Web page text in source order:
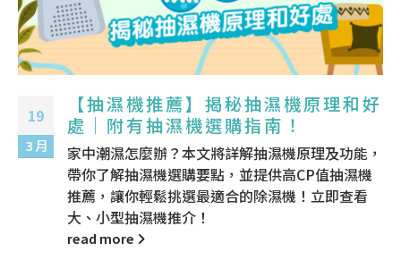
19
3 月
【抽濕機推薦】揭秘抽濕機原理和好
處｜附有抽濕機選購指南！
家中潮濕怎麼辦？本文將詳解抽濕機原理及功能，
帶你了解抽濕機選購要點，並提供高CP值抽濕機
推薦，讓你輕鬆挑選最適合的除濕機！立即查看
大、小型抽濕機推介！
read more